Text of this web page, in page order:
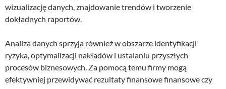
wizualizację danych, znajdowanie trendów i tworzenie
dokładnych raportów.
Analiza danych sprzyja również w obszarze identyfikacji
ryzyka, optymalizacji nakładów i ustalaniu przyszłych
procesów biznesowych. Za pomocą temu firmy mogą
efektywniej przewidywać rezultaty finansowe finansowe czy